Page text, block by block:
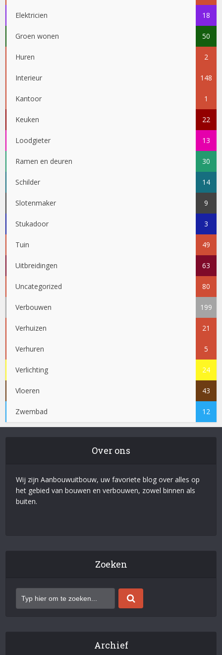
Elektricien 18
Groen wonen 50
Huren 2
Interieur 148
Kantoor 1
Keuken 22
Loodgieter 13
Ramen en deuren 30
Schilder 14
Slotenmaker 9
Stukadoor 3
Tuin 49
Uitbreidingen 63
Uncategorized 80
Verbouwen 199
Verhuizen 21
Verhuren 5
Verlichting 24
Vloeren 43
Zwembad 12
Over ons
Wij zijn Aanbouwuitbouw, uw favoriete blog over alles op
het gebied van bouwen en verbouwen, zowel binnen als
buiten.
Zoeken
Archief